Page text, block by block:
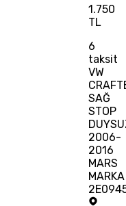
1.750
TL
6
taksit
VW
SAĞ
STOP
2006-
2016
MARS
MARKA